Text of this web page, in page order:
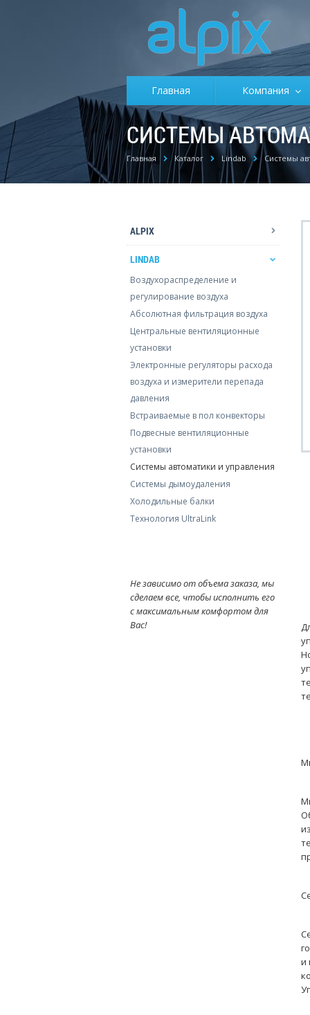
Главная Компания
СИСТЕМЫ
Главная Каталог Lindab Системы
ALPIX
LINDAB
Воздухораспределение и
регулирование воздуха
Абсолютная фильтрация воздуха
Центральные вентиляционные
установки
Электронные регуляторы расхода
воздуха и измерители перепада
давления
Встраиваемые в пол конвекторы
Подвесные вентиляционные
установки
Системы автоматики и управления
Системы дымоудаления
Холодильные балки
Технология UltraLink
Не зависимо от объема заказа, мы
сделаем все, чтобы исполнить его
с максимальным комфортом для
Вас!
и